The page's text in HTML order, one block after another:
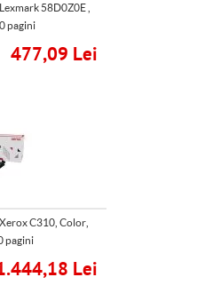
58D0Z0E ,
pagini
477,09 Lei
C310, Color,
pagini
Lei